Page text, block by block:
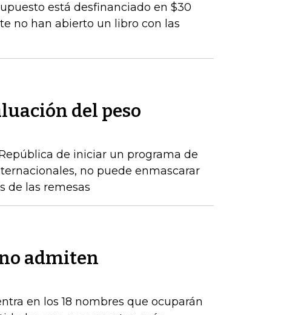
está desfinanciado en $30
no han abierto un libro con las
del peso
de iniciar un programa de
no puede enmascarar
de las remesas
admiten
en los 18 nombres que ocuparán